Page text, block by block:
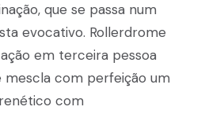
que se passa num
evocativo. Rollerdrome
em terceira pessoa
mescla com perfeição um
com